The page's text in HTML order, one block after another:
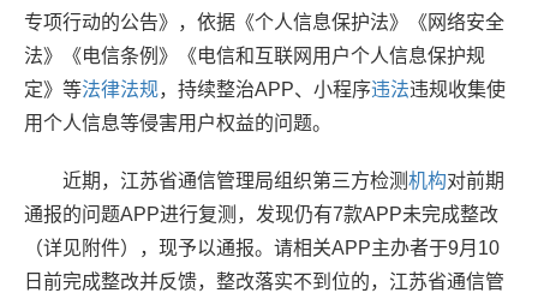
专项行动的公告》，依据《个人信息保护法》《网络安全
法》《电信条例》《电信和互联网用户个人信息保护规
定》等法律法规，持续整治APP、小程序违法违规收集使
用个人信息等侵害用户权益的问题。
近期，江苏省通信管理局组织第三方检测机构对前期
通报的问题APP进行复测，发现仍有7款APP未完成整改
（详见附件），现予以通报。请相关APP主办者于9月10
日前完成整改并反馈，整改落实不到位的，江苏省通信管